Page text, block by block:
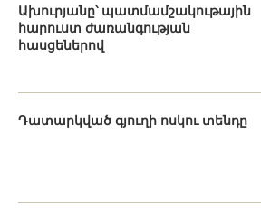
Ախուրյանը՝ պատմամշակութային
հարուստ ժառանգության
հասցեներով
Դատարկված գյուղի ոսկու տենդը